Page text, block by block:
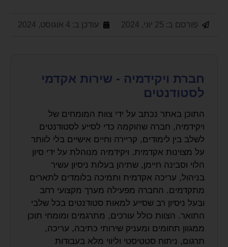
פורסם ב: עודכן ב: 4 אוגוסט, 2024
חברת ויקידמיה - שירות אקדמי
לסטודנטים
התוכן באתר נכתב על ידי צוות המומחים של
ויקידמיה, חברה שהוקמה כדי לסייע לסטודנטים
לשלב בין לימודים, קריירה וחיים אישיים בלי לוותר
על מצוינות אקדמית. ויקידמיה מנוהלת על ידי סיון
הלוי וסבינה חיימן, שתיהן בעלות ניסיון עשיר
בניהול, עריכה אקדמית ותמיכה בלומדים לתארים
מתקדמים. החברה מפעילה מערך מקצועי רחב
ובעל ניסיון רב שסייע למאות סטודנטים בכל שלבי
התואר. הצוות כולל עורכים, מתרגמים ומומחי תוכן
ממגוון תחומים ומעניק שירותי כתיבה, עריכה,
תרגום, ניתוח סטטיסטי וליווי מלא בעבודות